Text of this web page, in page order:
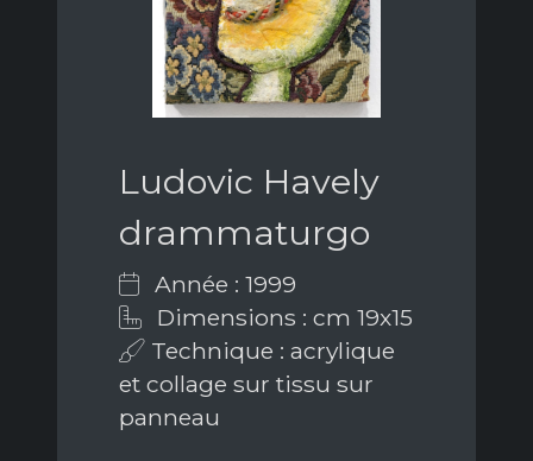
Ludovic Havely
drammaturgo
Année : 1999
Dimensions : cm 19x15
Technique : acrylique
et collage sur tissu sur
panneau